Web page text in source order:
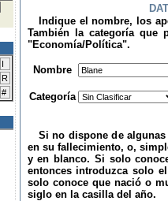
I
R
#
Indique el nombre, los
También la categoría que
"Economía/Política".
Nombre
Categoría
Si no dispone de algunas
en su fallecimiento, o,
y en blanco. Si solo
entonces introduzca solo
solo conoce que nació o
siglo en la casilla del año.